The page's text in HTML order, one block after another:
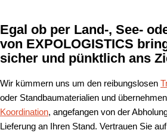
Egal ob per Land-, See-
von EXPOLOGISTICS
sicher und pünktlich ans
Wir kümmern uns um den reibungslosen
oder Standbaumaterialien und
Koordination, angefangen von der
Lieferung an Ihren Stand. Vertrauen Sie